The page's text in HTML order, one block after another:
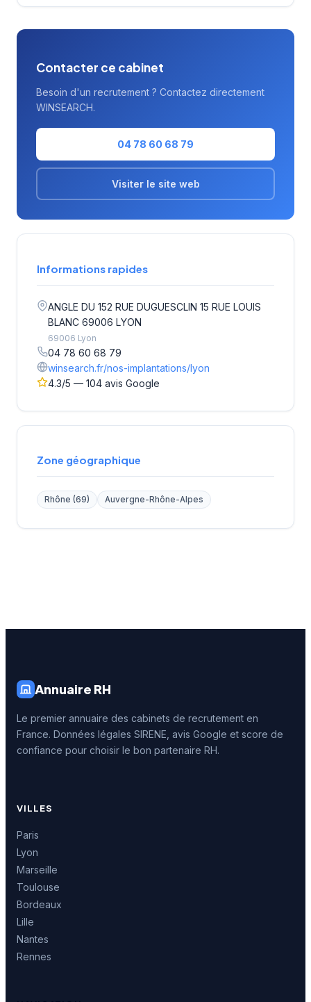
Contacter ce cabinet
Besoin d'un recrutement ? Contactez directement
WINSEARCH.
04 78 60 68 79
Visiter le site web
Informations rapides
ANGLE DU 152 RUE DUGUESCLIN 15 RUE LOUIS
BLANC 69006 LYON
69006 Lyon
04 78 60 68 79
winsearch.fr/nos-implantations/lyon
4.3/5 — 104 avis Google
Zone géographique
Rhône (69) Auvergne-Rhône-Alpes
Annuaire RH
Le premier annuaire des cabinets de recrutement en
France. Données légales SIRENE, avis Google et score de
confiance pour choisir le bon partenaire RH.
VILLES
Paris
Lyon
Marseille
Toulouse
Bordeaux
Lille
Nantes
Rennes